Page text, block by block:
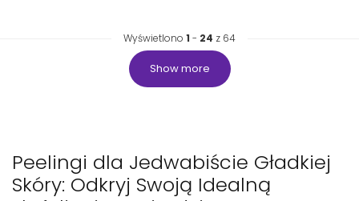
Wyświetlono 1 - 24 z 64
Show more
Peelingi dla Jedwabiście Gładkiej
Skóry: Odkryj Swoją Idealną